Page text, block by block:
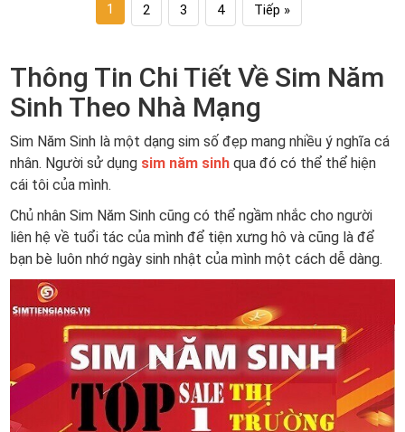
1 2 3 4 Tiếp »
Thông Tin Chi Tiết Về Sim Năm
Sinh Theo Nhà Mạng
Sim Năm Sinh là một dạng sim số đẹp mang nhiều ý nghĩa cá
nhân. Người sử dụng sim năm sinh qua đó có thể thể hiện
cái tôi của mình.
Chủ nhân Sim Năm Sinh cũng có thể ngầm nhắc cho người
liên hệ về tuổi tác của mình để tiện xưng hô và cũng là để
bạn bè luôn nhớ ngày sinh nhật của mình một cách dễ dàng.